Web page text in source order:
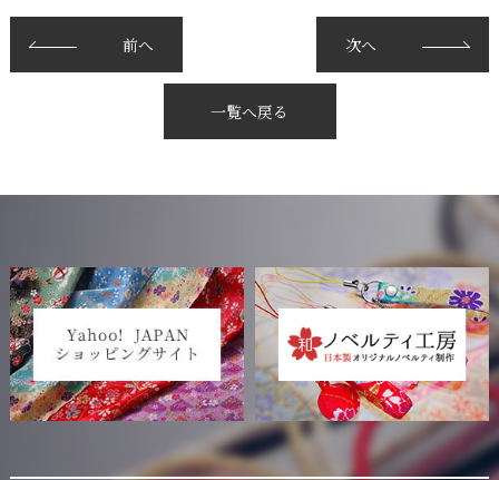
前へ 次へ
一覧へ戻る